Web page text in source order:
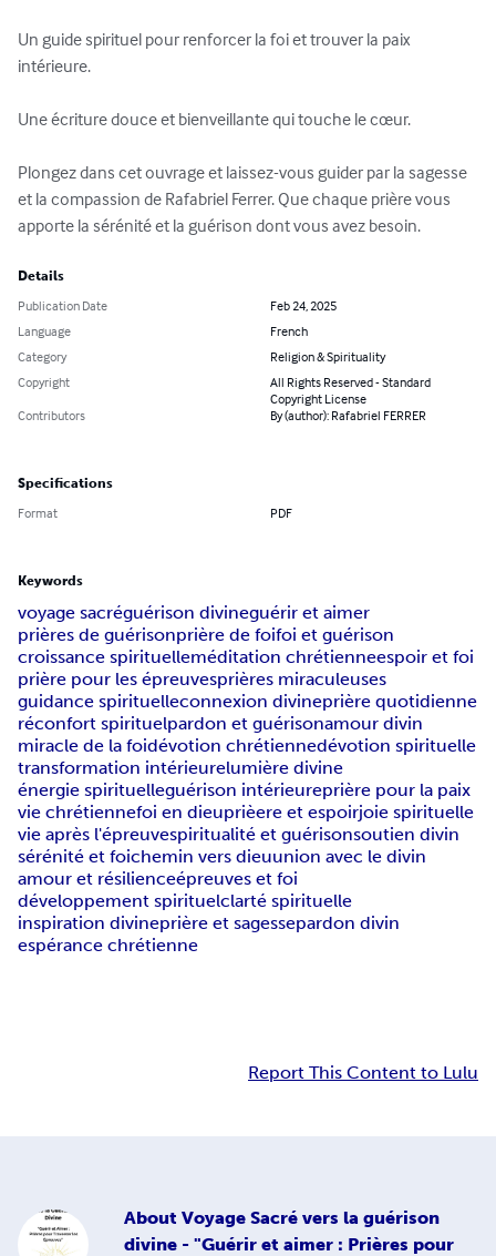
Un guide spirituel pour renforcer la foi et trouver la paix
intérieure.
Une écriture douce et bienveillante qui touche le cœur.
Plongez dans cet ouvrage et laissez-vous guider par la sagesse
et la compassion de Rafabriel Ferrer. Que chaque prière vous
apporte la sérénité et la guérison dont vous avez besoin.
Details
Publication Date
Feb 24, 2025
Language
French
Category
Religion & Spirituality
Copyright
All Rights Reserved - Standard
Copyright License
Contributors
By (author): Rafabriel FERRER
Specifications
Format PDF
Keywords
voyage sacréguérison divineguérir et aimer
prières de guérisonprière de foifoi et guérison
croissance spirituelleméditation chrétienneespoir et foi
prière pour les épreuvesprières miraculeuses
guidance spirituelleconnexion divineprière quotidienne
réconfort spirituelpardon et guérisonamour divin
miracle de la foidévotion chrétiennedévotion spirituelle
transformation intérieurelumière divine
énergie spirituelleguérison intérieureprière pour la paix
vie chrétiennefoi en dieuprièere et espoirjoie spirituelle
vie après l'épreuvespiritualité et guérisonsoutien divin
sérénité et foichemin vers dieuunion avec le divin
amour et résilienceépreuves et foi
développement spirituelclarté spirituelle
inspiration divineprière et sagessepardon divin
espérance chrétienne
Report This Content to Lulu
About Voyage Sacré vers la guérison
divine - "Guérir et aimer : Prières pour